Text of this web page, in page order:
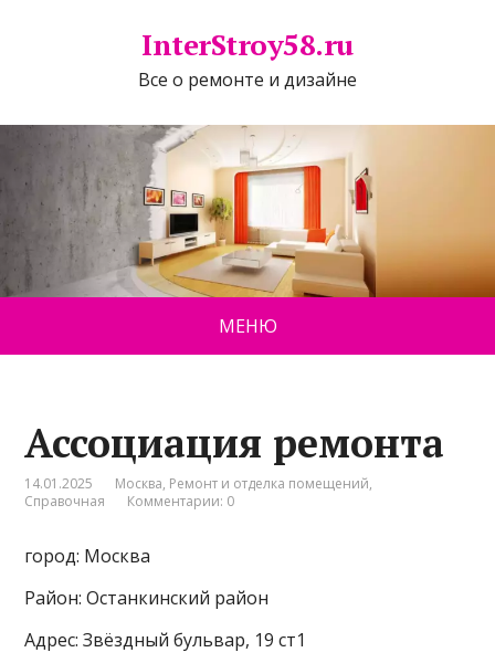
InterStroy58.ru
Все о ремонте и дизайне
МЕНЮ
Ассоциация ремонта
14.01.2025 Москва, Ремонт и отделка помещений,
Справочная
Комментарии: 0
город: Москва
Район: Останкинский район
Адрес: Звёздный бульвар, 19 ст1